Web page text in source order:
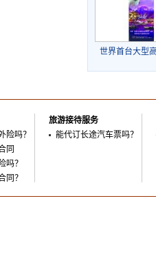
世界首台大型
险吗？
同
吗？
同？
旅游接待服务
能代订长途汽车票吗？